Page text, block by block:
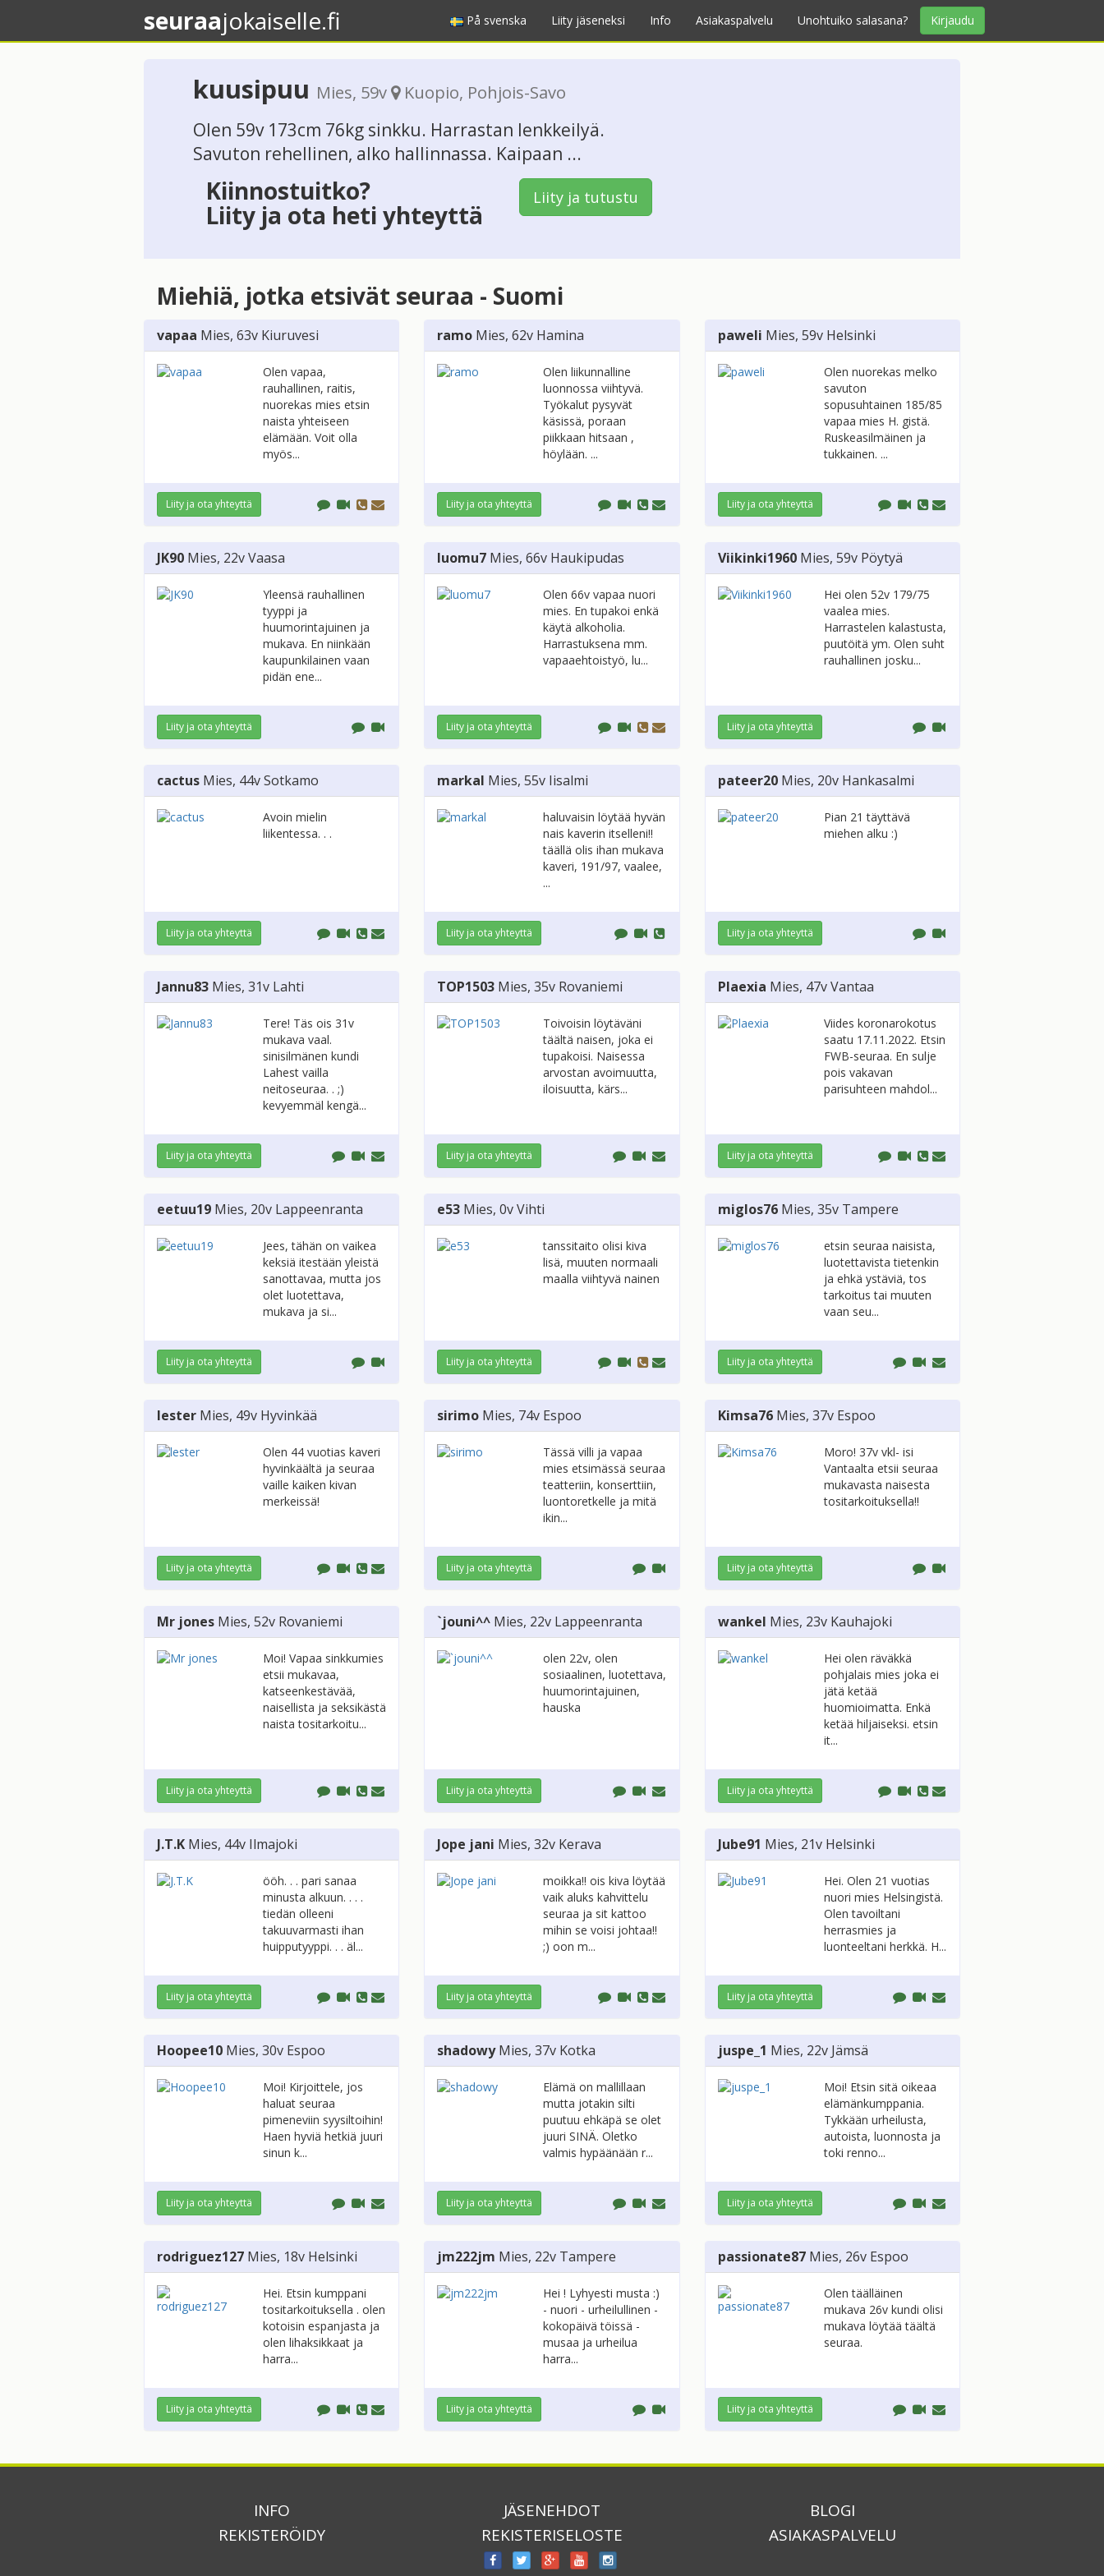
seuraajokaiselle.fi På svenska Liity jäseneksi Info Asiakaspalvelu Unohtuiko salasana? Kirjaudu
kuusipuu Mies, 59v Kuopio, Pohjois-Savo
Olen 59v 173cm 76kg sinkku. Harrastan lenkkeilyä.
Savuton rehellinen, alko hallinnassa. Kaipaan ...
Kiinnostuitko?
Liity ja ota heti yhteyttä
Liity ja tutustu
Miehiä, jotka etsivät seuraa - Suomi
vapaa Mies, 63v Kiuruvesi
Olen vapaa,
rauhallinen, raitis,
nuorekas mies etsin
naista yhteiseen
elämään. Voit olla
myös...
Liity ja ota yhteyttä
ramo Mies, 62v Hamina
Olen liikunnalline
luonnossa viihtyvä.
Työkalut pysyvät
käsissä, poraan
piikkaan hitsaan ,
höylään. ...
Liity ja ota yhteyttä
paweli Mies, 59v Helsinki
Olen nuorekas melko
savuton
sopusuhtainen 185/85
vapaa mies H. gistä.
Ruskeasilmäinen ja
tukkainen. ...
Liity ja ota yhteyttä
JK90 Mies, 22vVaasa
Yleensä rauhallinen
tyyppi ja
huumorintajuinen ja
mukava. En niinkään
kaupunkilainen vaan
pidän ene...
Liity ja ota yhteyttä
luomu7 Mies, 66v Haukipudas
Olen 66v vapaa nuori
mies. En tupakoi enkä
käytä alkoholia.
Harrastuksena mm.
vapaaehtoistyö, lu...
Liity ja ota yhteyttä
Viikinki1960 Mies, 59v Pöytyä
Hei olen 52v 179/75
vaalea mies.
Harrastelen kalastusta,
puutöitä ym. Olen suht
rauhallinen josku...
Liity ja ota yhteyttä
cactus Mies, 44vSotkamo
Avoin mielin
liikentessa. . .
Liity ja ota yhteyttä
markal Mies, 55v Iisalmi
haluvaisin löytää hyvän
nais kaverin itselleni!!
täällä olis ihan mukava
kaveri, 191/97, vaalee,
...
Liity ja ota yhteyttä
pateer20 Mies, 20v Hankasalmi
Pian 21 täyttävä
miehen alku :)
Liity ja ota yhteyttä
Jannu83 Mies, 31v Lahti
Tere! Täs ois 31v
mukava vaal.
sinisilmänen kundi
Lahest vailla
neitoseuraa. . ;)
kevyemmäl kengä...
Liity ja ota yhteyttä
TOP1503 Mies, 35v Rovaniemi
Toivoisin löytäväni
täältä naisen, joka ei
tupakoisi. Naisessa
arvostan avoimuutta,
iloisuutta, kärs...
Liity ja ota yhteyttä
Plaexia Mies, 47vVantaa
Viides koronarokotus
saatu 17.11.2022. Etsin
FWB-seuraa. En sulje
pois vakavan
parisuhteen mahdol...
Liity ja ota yhteyttä
eetuu19 Mies, 20v Lappeenranta
Jees, tähän on vaikea
keksiä itestään yleistä
sanottavaa, mutta jos
olet luotettava,
mukava ja si...
Liity ja ota yhteyttä
e53 Mies, 0vVihti
tanssitaito olisi kiva
lisä, muuten normaali
maalla viihtyvä nainen
Liity ja ota yhteyttä
miglos76 Mies, 35v Tampere
etsin seuraa naisista,
luotettavista tietenkin
ja ehkä ystäviä, tos
tarkoitus tai muuten
vaan seu...
Liity ja ota yhteyttä
lester Mies, 49v Hyvinkää
Olen 44 vuotias kaveri
hyvinkäältä ja seuraa
vaille kaiken kivan
merkeissä!
Liity ja ota yhteyttä
sirimo Mies, 74v Espoo
Tässä villi ja vapaa
mies etsimässä seuraa
teatteriin, konserttiin,
luontoretkelle ja mitä
ikin...
Liity ja ota yhteyttä
Kimsa76 Mies, 37v Espoo
Moro! 37v vkl- isi
Vantaalta etsii seuraa
mukavasta naisesta
tositarkoituksella!!
Liity ja ota yhteyttä
Mr jones Mies, 52v Rovaniemi
Moi! Vapaa sinkkumies
etsii mukavaa,
katseenkestävää,
naisellista ja seksikästä
naista tositarkoitu...
Liity ja ota yhteyttä
`jouni^^ Mies, 22v Lappeenranta
olen 22v, olen
sosiaalinen, luotettava,
huumorintajuinen,
hauska
Liity ja ota yhteyttä
wankel Mies, 23v Kauhajoki
Hei olen räväkkä
pohjalais mies joka ei
jätä ketää
huomioimatta. Enkä
ketää hiljaiseksi. etsin
it...
Liity ja ota yhteyttä
J.T.K Mies, 44v Ilmajoki
ööh. . . pari sanaa
minusta alkuun. . . .
tiedän olleeni
takuuvarmasti ihan
huipputyyppi. . . äl...
Liity ja ota yhteyttä
Jope jani Mies, 32v Kerava
moikka!! ois kiva löytää
vaik aluks kahvittelu
seuraa ja sit kattoo
mihin se voisi johtaa!!
;) oon m...
Liity ja ota yhteyttä
Jube91 Mies, 21v Helsinki
Hei. Olen 21 vuotias
nuori mies Helsingistä.
Olen tavoiltani
herrasmies ja
luonteeltani herkkä. H...
Liity ja ota yhteyttä
Hoopee10 Mies, 30v Espoo
Moi! Kirjoittele, jos
haluat seuraa
pimeneviin syysiltoihin!
Haen hyviä hetkiä juuri
sinun k...
Liity ja ota yhteyttä
shadowy Mies, 37v Kotka
Elämä on mallillaan
mutta jotakin silti
puutuu ehkäpä se olet
juuri SINÄ. Oletko
valmis hypäänään r...
Liity ja ota yhteyttä
juspe_1 Mies, 22v Jämsä
Moi! Etsin sitä oikeaa
elämänkumppania.
Tykkään urheilusta,
autoista, luonnosta ja
toki renno...
Liity ja ota yhteyttä
rodriguez127 Mies, 18v Helsinki
Hei. Etsin kumppani
tositarkoituksella . olen
kotoisin espanjasta ja
olen lihaksikkaat ja
harra...
Liity ja ota yhteyttä
jm222jm Mies, 22v Tampere
Hei ! Lyhyesti musta :)
- nuori - urheilullinen -
kokopäivä töissä -
musaa ja urheilua
harra...
Liity ja ota yhteyttä
passionate87 Mies, 26v Espoo
Olen täälläinen
mukava 26v kundi olisi
mukava löytää täältä
seuraa.
Liity ja ota yhteyttä
INFO
REKISTERÖIDY
JÄSENEHDOT
REKISTERISELOSTE
BLOGI
ASIAKASPALVELU